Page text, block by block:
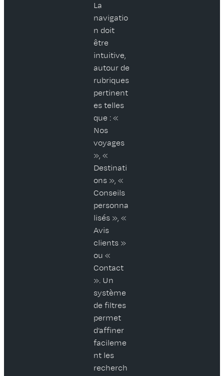
La
navigatio
n doit
être
intuitive,
autour de
rubriques
pertinent
es telles
que : «
Nos
voyages
», «
Destinati
ons », «
Conseils
personna
lisés », «
Avis
clients »
ou «
Contact
». Un
système
de filtres
permet
d’affiner
facileme
nt les
recherch